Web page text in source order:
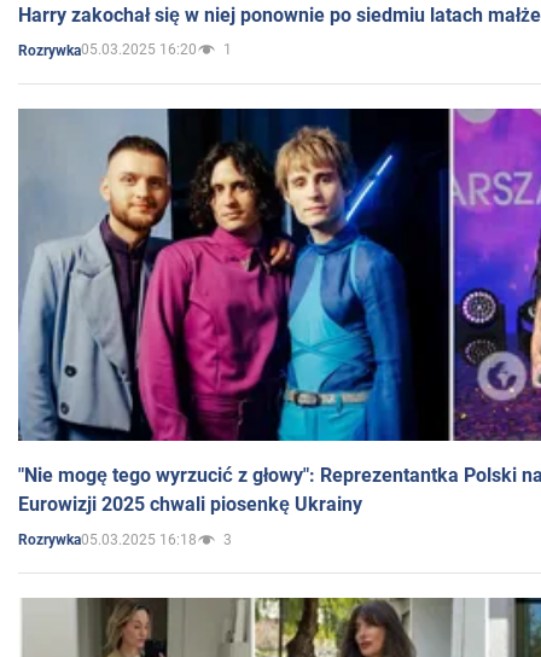
Harry zakochał się w niej ponownie po siedmiu latach
Rozrywka05.03.2025 16:20 1
"Nie mogę tego wyrzucić z głowy": Reprezentantka Polski
Eurowizji 2025 chwali piosenkę Ukrainy
Rozrywka05.03.2025 16:18 3